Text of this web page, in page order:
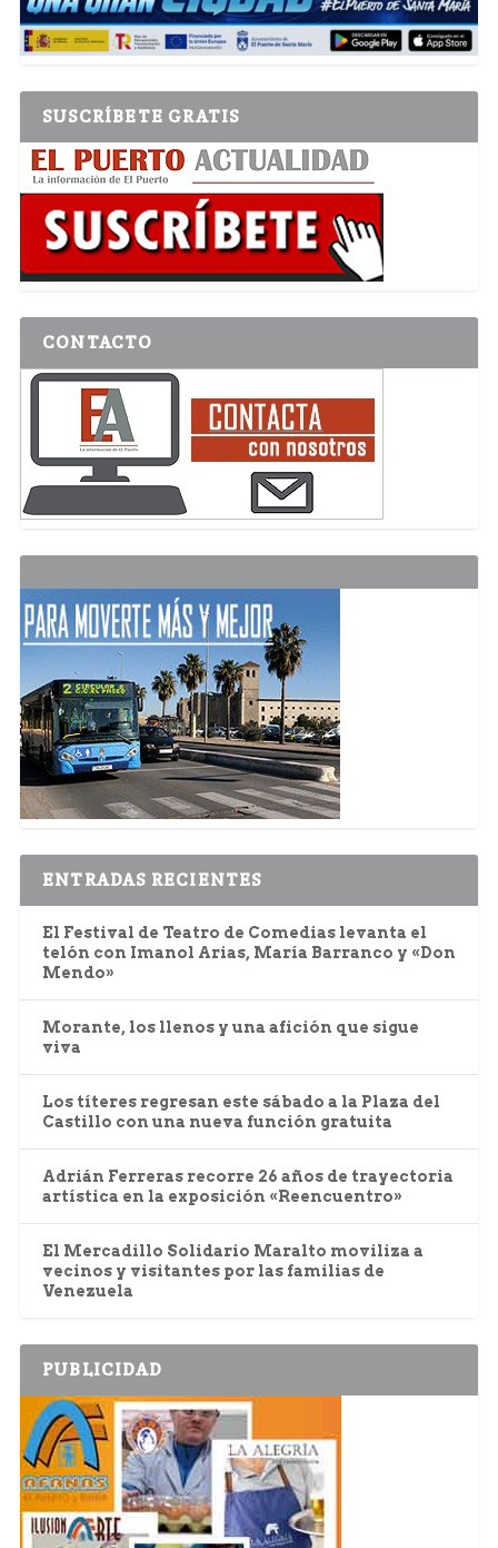
SUSCRÍBETE GRATIS
CONTACTO
ENTRADAS RECIENTES
El Festival de Teatro de Comedias levanta el
telón con Imanol Arias, María Barranco y «Don
Mendo»
Morante, los llenos y una afición que sigue
viva
Los títeres regresan este sábado a la Plaza del
Castillo con una nueva función gratuita
Adrián Ferreras recorre 26 años de trayectoria
artística en la exposición «Reencuentro»
El Mercadillo Solidario Maralto moviliza a
vecinos y visitantes por las familias de
Venezuela
PUBLICIDAD